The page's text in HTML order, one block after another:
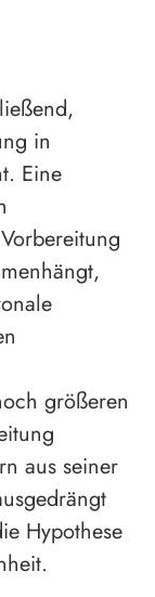
in
Eine
größeren
aus seiner
Hypothese